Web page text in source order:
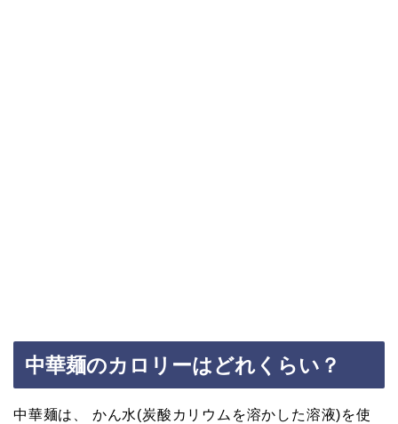
中華麺のカロリーはどれくらい？
中華麺は、 かん水(炭酸カリウムを溶かした溶液)を使